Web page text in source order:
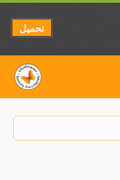
تحميل